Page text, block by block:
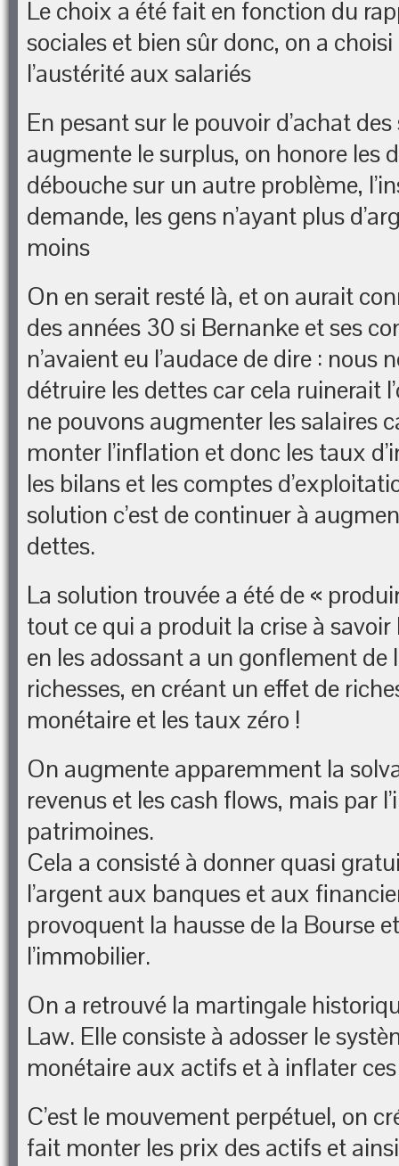
Le choix a été fait en fonction du
sociales et bien sûr donc, on a choisi
l’austérité aux salariés
En pesant sur le pouvoir d’achat
augmente le surplus, on honore les
débouche sur un autre problème,
demande, les gens n’ayant plus
moins
On en serait resté là, et on aurait
des années 30 si Bernanke et ses
n’avaient eu l’audace de dire : nous
détruire les dettes car cela ruinerait
ne pouvons augmenter les salaires
monter l’inflation et donc les taux
les bilans et les comptes
solution c’est de continuer à
dettes.
La solution trouvée a été de «
tout ce qui a produit la crise à
en les adossant a un gonflement de
richesses, en créant un effet de
monétaire et les taux zéro !
On augmente apparemment la
revenus et les cash flows, mais par
patrimoines.
Cela a consisté à donner quasi
l’argent aux banques et aux
provoquent la hausse de la Bourse
l’immobilier.
On a retrouvé la martingale
Law. Elle consiste à adosser le
monétaire aux actifs et à inflater
C’est le mouvement perpétuel, on
fait monter les prix des actifs et